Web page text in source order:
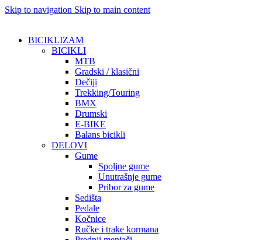
Skip to navigation Skip to main content
BICIKLIZAM
BICIKLI
MTB
Gradski / klasični
Dečiji
Trekking/Touring
BMX
Drumski
E-BIKE
Balans bicikli
DELOVI
Gume
Spoljne gume
Unutrašnje gume
Pribor za gume
Sedišta
Pedale
Kočnice
Ručke i trake kormana